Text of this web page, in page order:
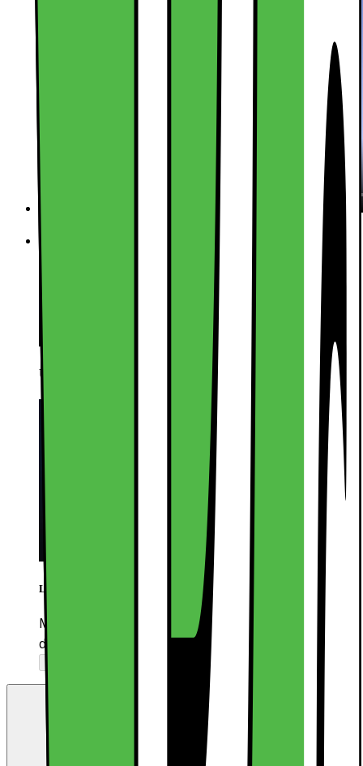
Usikker på hva du skal velge? Direkte hjelp fra butikk
Usikker på hva du skal velge? Direkte hjelp fra butikk
LiveShopping
Med Live Shopping får du eksperthjelp til å finne
det rette produktet, direkte fra våre ansatte